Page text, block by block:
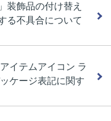
装飾品の付け替え
る不具合について
イテムアイコン ラ
ケージ表記に関す